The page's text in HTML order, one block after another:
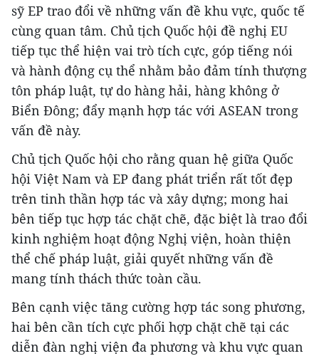
sỹ EP trao đổi về những vấn đề khu vực, quốc tế
cùng quan tâm. Chủ tịch Quốc hội đề nghị EU
tiếp tục thể hiện vai trò tích cực, góp tiếng nói
và hành động cụ thể nhằm bảo đảm tính thượng
tôn pháp luật, tự do hàng hải, hàng không ở
Biển Đông; đẩy mạnh hợp tác với ASEAN trong
vấn đề này.
Chủ tịch Quốc hội cho rằng quan hệ giữa Quốc
hội Việt Nam và EP đang phát triển rất tốt đẹp
trên tinh thần hợp tác và xây dựng; mong hai
bên tiếp tục hợp tác chặt chẽ, đặc biệt là trao đổi
kinh nghiệm hoạt động Nghị viện, hoàn thiện
thể chế pháp luật, giải quyết những vấn đề
mang tính thách thức toàn cầu.
Bên cạnh việc tăng cường hợp tác song phương,
hai bên cần tích cực phối hợp chặt chẽ tại các
diễn đàn nghị viện đa phương và khu vực quan